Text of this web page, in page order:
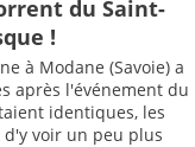
du Saint-
!
à Modane (Savoie) a
après l'événement du
identiques, les
voir un peu plus